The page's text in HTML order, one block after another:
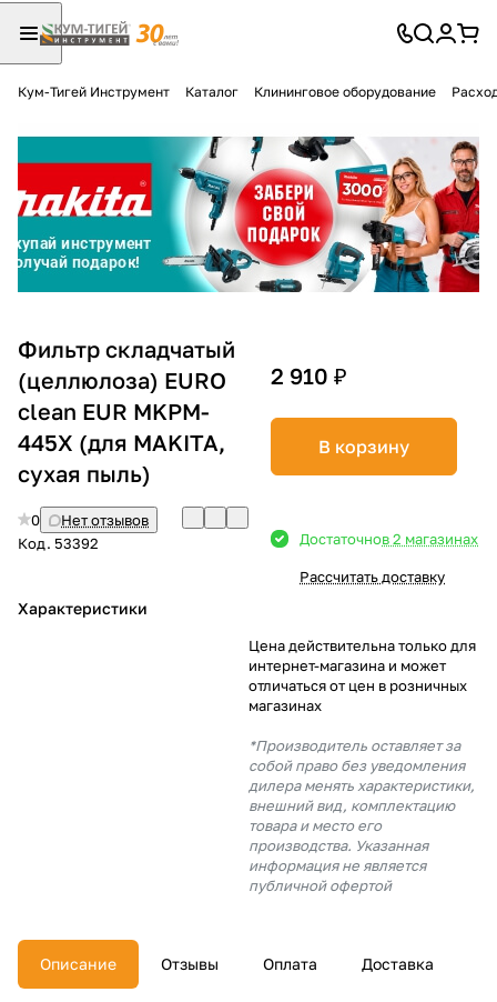
Кум-Тигей Инструмент Каталог Клининговое оборудование
Фильтр складчатый
(целлюлоза) EURO
clean EUR MKPM-
445X (для MAKITA,
сухая пыль)
0
Нет отзывов
Код. 53392
Характеристики
2 910 ₽
В корзину
Достаточнов 2 магазинах
Рассчитать доставку
Цена действительна только для
интернет-магазина и может
отличаться от цен в розничных
магазинах
*Производитель оставляет за
собой право без уведомления
дилера менять характеристики,
внешний вид, комплектацию
товара и место его
производства. Указанная
информация не является
публичной офертой
Описание Отзывы Оплата Доставка
Разбейте
оплатуна части
без переплат
График платежей
Сегодня
25%
Добавляйте товары
% картой любого банка
выбранный способом
% будут
с вашей карты
каждые 2 недели
Подробнее